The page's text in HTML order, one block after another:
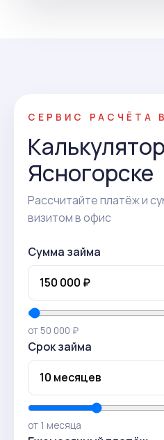
СЕРВИС РАСЧЁТА
Ясногорске
Рассчитайте платёж и
визитом в офис
Сумма займа
от 50 000 ₽
Срок займа
от 1 месяца